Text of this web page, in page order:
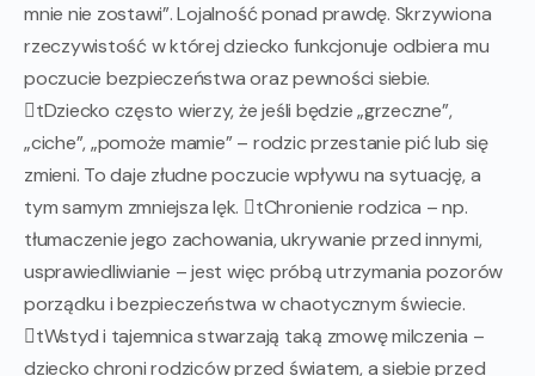
mnie nie zostawi”. Lojalność ponad prawdę. Skrzywiona
rzeczywistość w której dziecko funkcjonuje odbiera mu
poczucie bezpieczeństwa oraz pewności siebie.
tDziecko często wierzy, że jeśli będzie „grzeczne”,
„ciche”, „pomoże mamie” – rodzic przestanie pić lub się
zmieni. To daje złudne poczucie wpływu na sytuację, a
tym samym zmniejsza lęk. tChronienie rodzica – np.
tłumaczenie jego zachowania, ukrywanie przed innymi,
usprawiedliwianie – jest więc próbą utrzymania pozorów
porządku i bezpieczeństwa w chaotycznym świecie.
tWstyd i tajemnica stwarzają taką zmowę milczenia –
dziecko chroni rodziców przed światem, a siebie przed